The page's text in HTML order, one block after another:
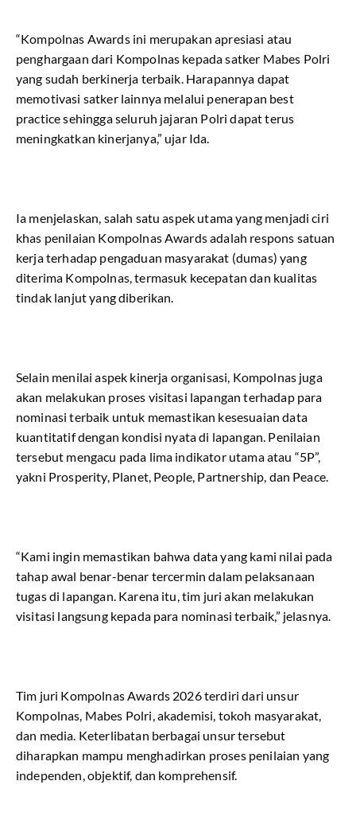
“Kompolnas Awards ini merupakan apresiasi atau
penghargaan dari Kompolnas kepada satker Mabes Polri
yang sudah berkinerja terbaik. Harapannya dapat
memotivasi satker lainnya melalui penerapan best
practice sehingga seluruh jajaran Polri dapat terus
meningkatkan kinerjanya,” ujar Ida.
Ia menjelaskan, salah satu aspek utama yang menjadi ciri
khas penilaian Kompolnas Awards adalah respons satuan
kerja terhadap pengaduan masyarakat (dumas) yang
diterima Kompolnas, termasuk kecepatan dan kualitas
tindak lanjut yang diberikan.
Selain menilai aspek kinerja organisasi, Kompolnas juga
akan melakukan proses visitasi lapangan terhadap para
nominasi terbaik untuk memastikan kesesuaian data
kuantitatif dengan kondisi nyata di lapangan. Penilaian
tersebut mengacu pada lima indikator utama atau “5P”,
yakni Prosperity, Planet, People, Partnership, dan Peace.
“Kami ingin memastikan bahwa data yang kami nilai pada
tahap awal benar-benar tercermin dalam pelaksanaan
tugas di lapangan. Karena itu, tim juri akan melakukan
visitasi langsung kepada para nominasi terbaik,” jelasnya.
Tim juri Kompolnas Awards 2026 terdiri dari unsur
Kompolnas, Mabes Polri, akademisi, tokoh masyarakat,
dan media. Keterlibatan berbagai unsur tersebut
diharapkan mampu menghadirkan proses penilaian yang
independen, objektif, dan komprehensif.